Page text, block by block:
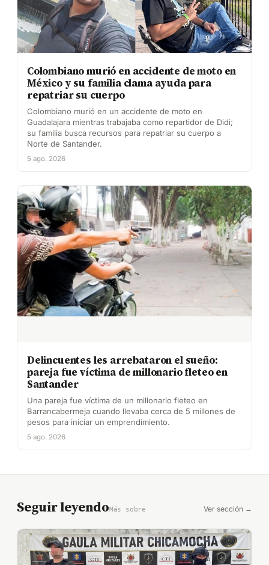
Colombiano murió en accidente de moto en
México y su familia clama ayuda para
repatriar su cuerpo
Colombiano murió en un accidente de moto en
Guadalajara mientras trabajaba como repartidor de Didi;
su familia busca recursos para repatriar su cuerpo a
Norte de Santander.
5 ago. 2026
Delincuentes les arrebataron el sueño:
pareja fue víctima de millonario fleteo en
Santander
Una pareja fue víctima de un millonario fleteo en
Barrancabermeja cuando llevaba cerca de 5 millones de
pesos para iniciar un emprendimiento.
5 ago. 2026
Seguir leyendoMás sobre Ver sección →